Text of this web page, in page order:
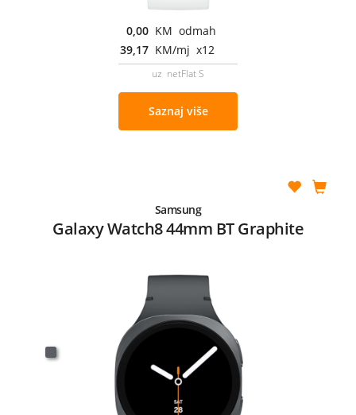
0,00 KM odmah
39,17 KM/mj x12
uz netFlat S
Saznaj više
Samsung
Galaxy Watch8 44mm BT Graphite